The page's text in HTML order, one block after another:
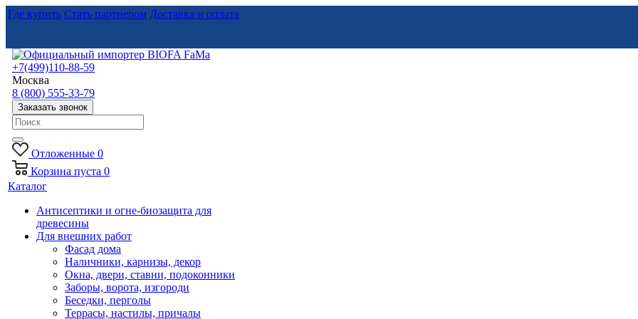
Где купить Стать партнером Доставка и оплата
+7(499)110-88-59
Москва
8 (800) 555-33-79
Заказать звонок
Отложенные 0
Корзина пуста 0
Каталог
Антисептики и огне-биозащита для
древесины
Для внешних работ
Фасад дома
Наличники, карнизы, декор
Окна, двери, ставни, подоконники
Заборы, ворота, изгороди
Беседки, перголы
Террасы, настилы, причалы